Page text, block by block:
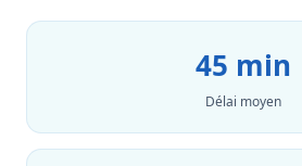
45 min
Délai moyen